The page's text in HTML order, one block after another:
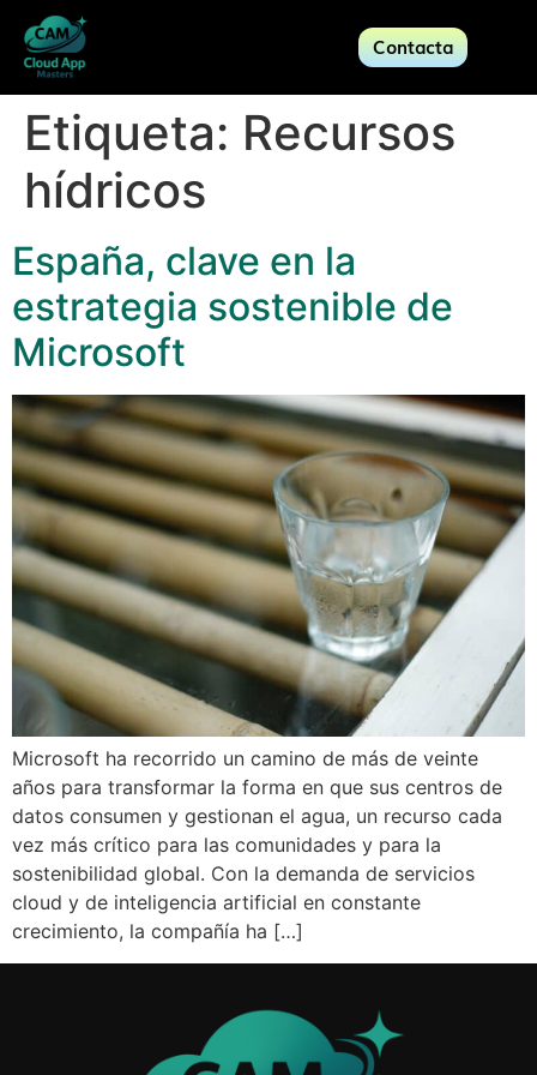
Contacta
Etiqueta: Recursos
hídricos
España, clave en la
estrategia sostenible de
Microsoft
Microsoft ha recorrido un camino de más de veinte
años para transformar la forma en que sus centros de
datos consumen y gestionan el agua, un recurso cada
vez más crítico para las comunidades y para la
sostenibilidad global. Con la demanda de servicios
cloud y de inteligencia artificial en constante
crecimiento, la compañía ha […]